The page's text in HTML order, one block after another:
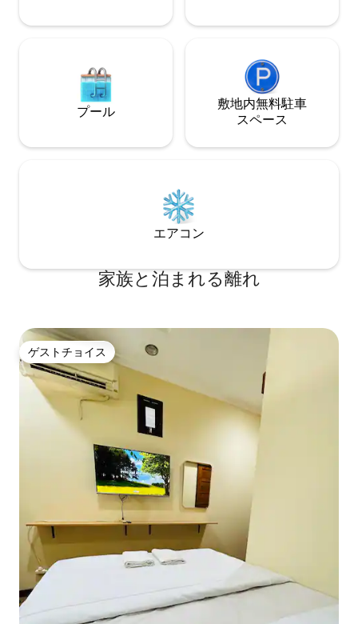
プール
敷地内無料駐⁠車
ス⁠ペ⁠ー⁠ス
エアコン
家族と泊まれる離れ
ゲストチョイス
ゲストチョイス